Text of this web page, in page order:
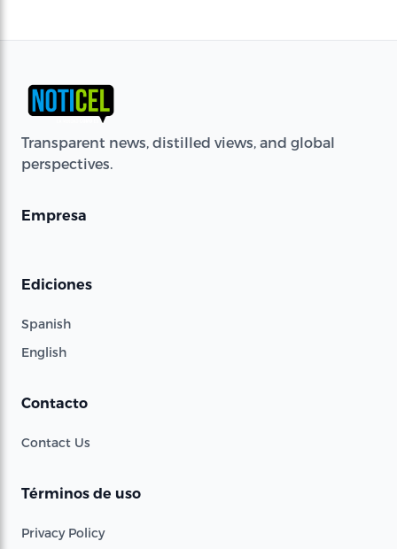
Transparent news, distilled views, and global
perspectives.
Empresa
Ediciones
Spanish
English
Contacto
Contact Us
Términos de uso
Privacy Policy